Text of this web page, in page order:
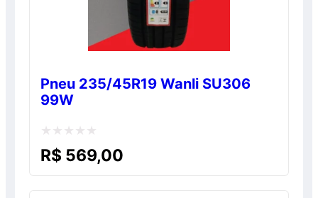
Pneu 235/45R19 Wanli SU306
99W
Avaliação
R$ 569,00